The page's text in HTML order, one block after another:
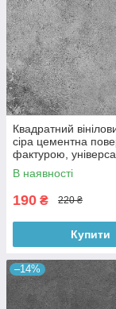
Квадратний
сіра цементна
фактурою,
фотофон для
см, №550659
В наявності
190 ₴ 220 ₴
Купити
–14%